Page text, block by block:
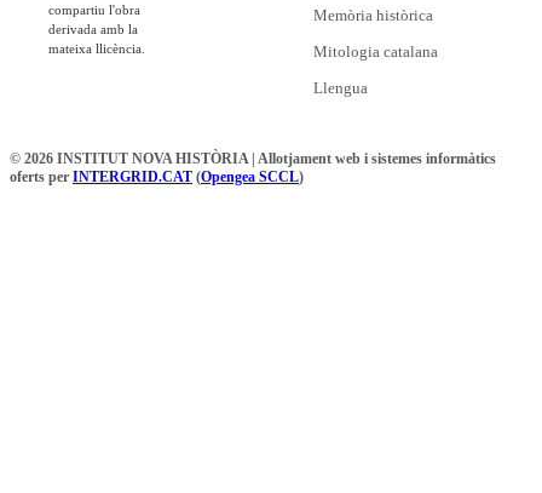
compartiu l'obra
derivada amb la
mateixa llicència.
Memòria històrica
Mitologia catalana
Llengua
© 2026 INSTITUT NOVA HISTÒRIA | Allotjament web i sistemes informàtics
oferts per INTERGRID.CAT (Opengea SCCL)